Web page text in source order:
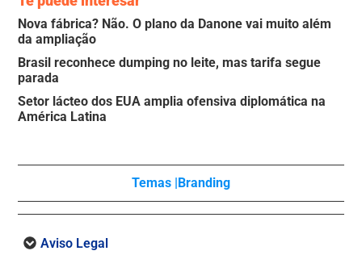
Nova fábrica? Não. O plano da Danone vai muito além
da ampliação
Brasil reconhece dumping no leite, mas tarifa segue
parada
Setor lácteo dos EUA amplia ofensiva diplomática na
América Latina
Temas |Branding
Aviso Legal